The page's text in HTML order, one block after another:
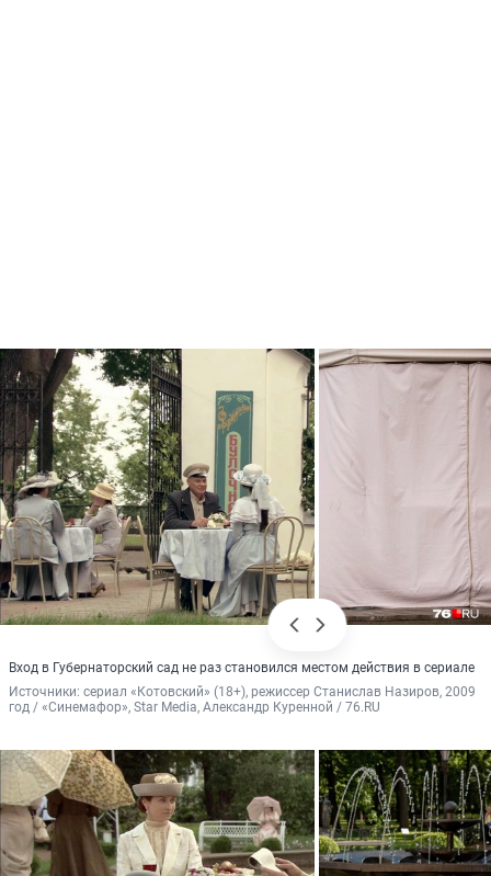
Вход в Губернаторский сад не раз становился местом действия в сериале
Источники: сериал «Котовский» (18+), режиссер Станислав Назиров, 2009
год / «Синемафор», Star Media, Александр Куренной / 76.RU